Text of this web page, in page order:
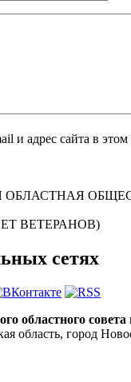
и адрес сайта в
ВЕТЕРАНОВ)
сетях
областного совета
область, город